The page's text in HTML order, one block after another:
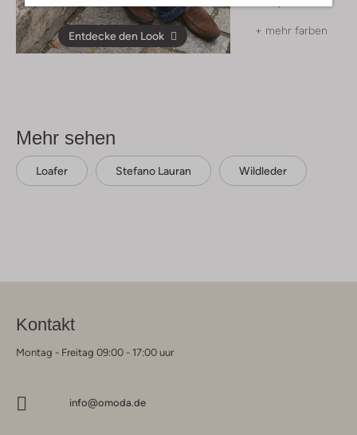
Entdecke den Look + mehr farben
Mehr sehen
Loafer Stefano Lauran Wildleder
Kontakt
Montag - Freitag 09:00 - 17:00 uur
info@omoda.de